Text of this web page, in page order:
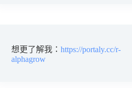
想更了解我：https://portaly.cc/r-
alphagrow